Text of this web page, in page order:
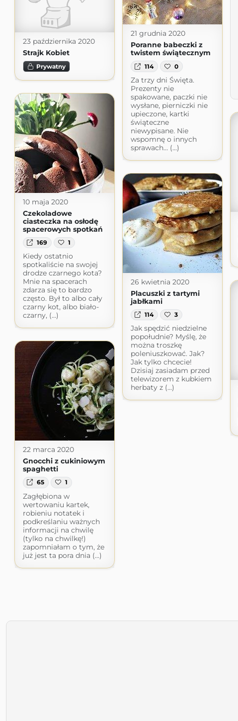
21 grudnia 2020
Poranne babeczki z
twistem świątecznym
114 0
Za trzy dni Święta.
Prezenty nie
spakowane, paczki nie
wysłane, pierniczki nie
upieczone, kartki
świąteczne
niewypisane. Nie
wspomnę o innych
sprawach… (...)
23 października 2020
Strajk Kobiet
Prywatny
10 maja 2020
Czekoladowe
ciasteczka na osłodę
spacerowych spotkań
169 1
Kiedy ostatnio
spotkaliście na swojej
drodze czarnego kota?
Mnie na spacerach
zdarza się to bardzo
często. Był to albo cały
czarny kot, albo biało-
czarny, (...)
26 kwietnia 2020
Placuszki z tartymi
jabłkami
114 3
Jak spędzić niedzielne
popołudnie? Myślę, że
można troszkę
poleniuszkować. Jak?
Jak tylko chcecie!
Dzisiaj zasiadam przed
telewizorem z kubkiem
herbaty z (...)
22 marca 2020
Gnocchi z cukiniowym
spaghetti
65 1
Zagłębiona w
wertowaniu kartek,
robieniu notatek i
podkreślaniu ważnych
informacji na chwilę
(tylko na chwilkę!)
zapomniałam o tym, że
już jest ta pora dnia (...)